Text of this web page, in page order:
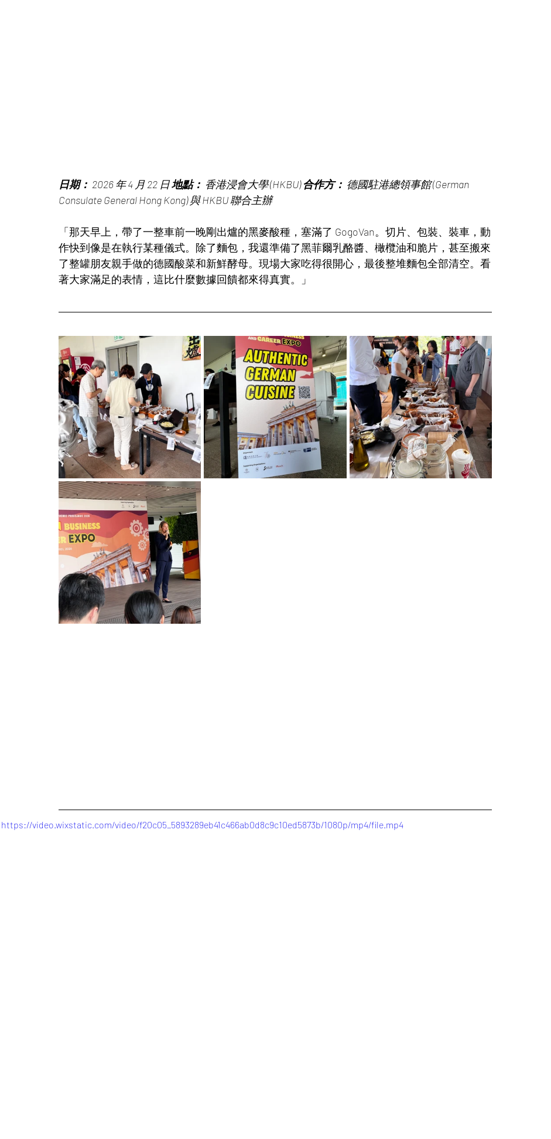
日期： 2026 年 4 月 22 日 地點： 香港浸會大學 (HKBU) 合作方： 德國駐港總領事館 (German
Consulate General Hong Kong) 與 HKBU 聯合主辦
「那天早上，帶了一整車前一晚剛出爐的黑麥酸種，塞滿了 GogoVan。切片、包裝、裝車，動
作快到像是在執行某種儀式。除了麵包，我還準備了黑菲爾乳酪醬、橄欖油和脆片，甚至搬來
了整罐朋友親手做的德國酸菜和新鮮酵母。現場大家吃得很開心，最後整堆麵包全部清空。看
著大家滿足的表情，這比什麼數據回饋都來得真實。」
https://video.wixstatic.com/video/f20c05_5893289eb41c466ab0d8c9c10ed5873b/1080p/mp4/file.mp4